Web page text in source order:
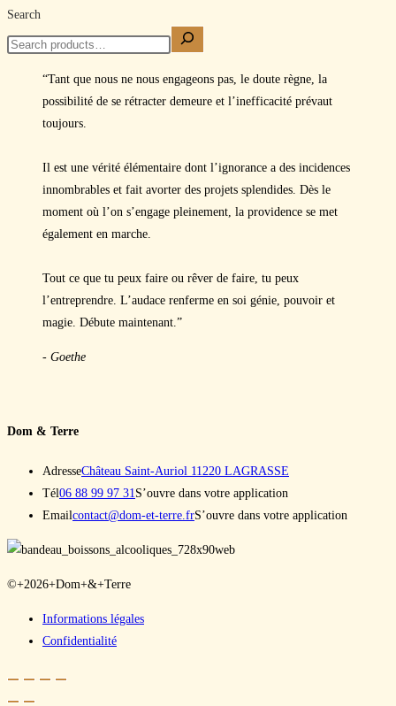
Search
“Tant que nous ne nous engageons pas, le doute règne, la
possibilité de se rétracter demeure et l’inefficacité prévaut
toujours.
Il est une vérité élémentaire dont l’ignorance a des incidences
innombrables et fait avorter des projets splendides. Dès le
moment où l’on s’engage pleinement, la providence se met
également en marche.
Tout ce que tu peux faire ou rêver de faire, tu peux
l’entreprendre. L’audace renferme en soi génie, pouvoir et
magie. Débute maintenant.”
- Goethe
Dom & Terre
AdresseChâteau Saint-Auriol 11220 LAGRASSE
Tél06 88 99 97 31S’ouvre dans votre application
Emailcontact@dom-et-terre.frS’ouvre dans votre application
©+2026+Dom+&+Terre
Informations légales
Confidentialité